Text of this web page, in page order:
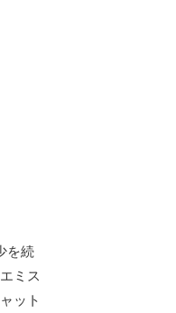
を続
ミス
ット